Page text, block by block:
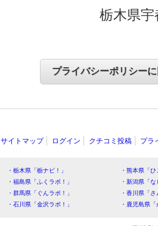
栃木県
サイトマップ ログイン クチコミ投稿 プラ
・栃木県「栃ナビ！」
・熊本県「
・福島県「ふくラボ！」
・新潟県「
・群馬県「ぐんラボ！」
・香川県「
・石川県「金沢ラボ！」
・鹿児島県